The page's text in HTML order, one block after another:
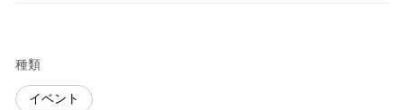
種類
イベント